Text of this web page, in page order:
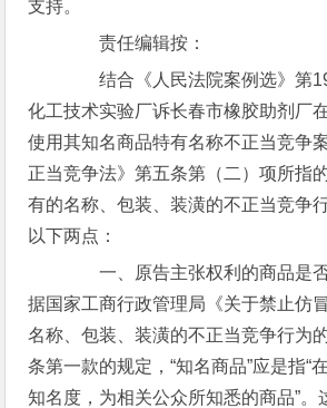
支持。
责任编辑按：
结合《人民法院案例选》第
化工技术实验厂诉长春市橡胶助剂厂
使用其知名商品特有名称不正当竞争
正当竞争法》第五条第（二）项所指
有的名称、包装、装潢的不正当竞争
以下两点：
一、原告主张权利的商品是否
据国家工商行政管理局《关于禁止仿
名称、包装、装潢的不正当竞争行为
条第一款的规定，“知名商品”应是指“
知名度，为相关公众所知悉的商品”。